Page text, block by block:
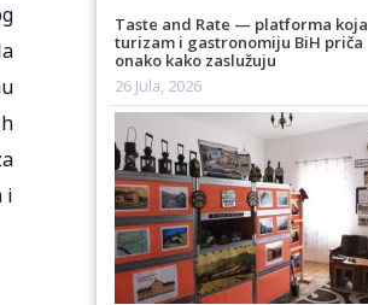
i
Taste and Rate — platforma koja
turizam i gastronomiju BiH priča
onako kako zaslužuju
26 Jula, 2026